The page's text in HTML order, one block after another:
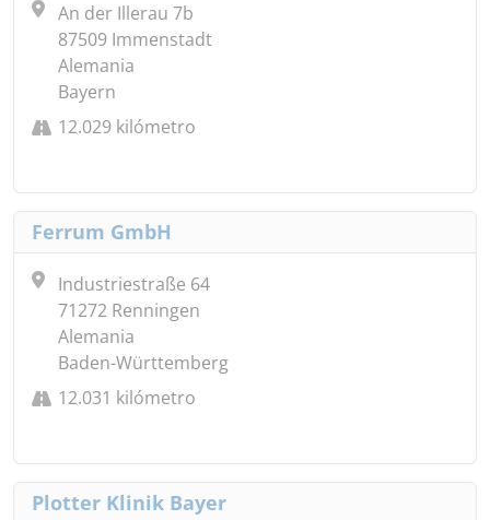
An der Illerau 7b
87509 Immenstadt
Alemania
Bayern
12.029 kilómetro
Ferrum GmbH
Industriestraße 64
71272 Renningen
Alemania
Baden-Württemberg
12.031 kilómetro
Plotter Klinik Bayer